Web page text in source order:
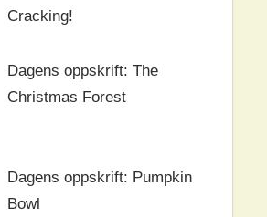
Cracking!
Dagens oppskrift: The
Christmas Forest
Dagens oppskrift: Pumpkin
Bowl